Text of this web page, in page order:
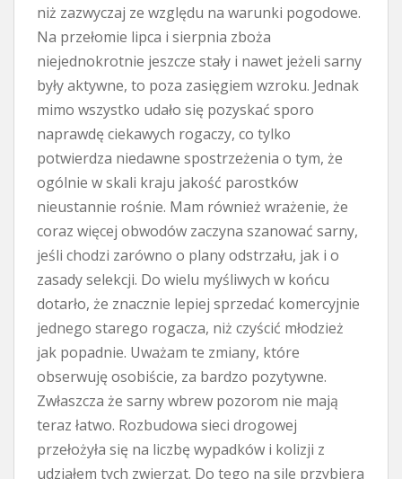
niż zazwyczaj ze względu na warunki pogodowe.
Na przełomie lipca i sierpnia zboża
niejednokrotnie jeszcze stały i nawet jeżeli sarny
były aktywne, to poza zasięgiem wzroku. Jednak
mimo wszystko udało się pozyskać sporo
naprawdę ciekawych rogaczy, co tylko
potwierdza niedawne spostrzeżenia o tym, że
ogólnie w skali kraju jakość parostków
nieustannie rośnie. Mam również wrażenie, że
coraz więcej obwodów zaczyna szanować sarny,
jeśli chodzi zarówno o plany odstrzału, jak i o
zasady selekcji. Do wielu myśliwych w końcu
dotarło, że znacznie lepiej sprzedać komercyjnie
jednego starego rogacza, niż czyścić młodzież
jak popadnie. Uważam te zmiany, które
obserwuję osobiście, za bardzo pozytywne.
Zwłaszcza że sarny wbrew pozorom nie mają
teraz łatwo. Rozbudowa sieci drogowej
przełożyła się na liczbę wypadków i kolizji z
udziałem tych zwierząt. Do tego na sile przybiera